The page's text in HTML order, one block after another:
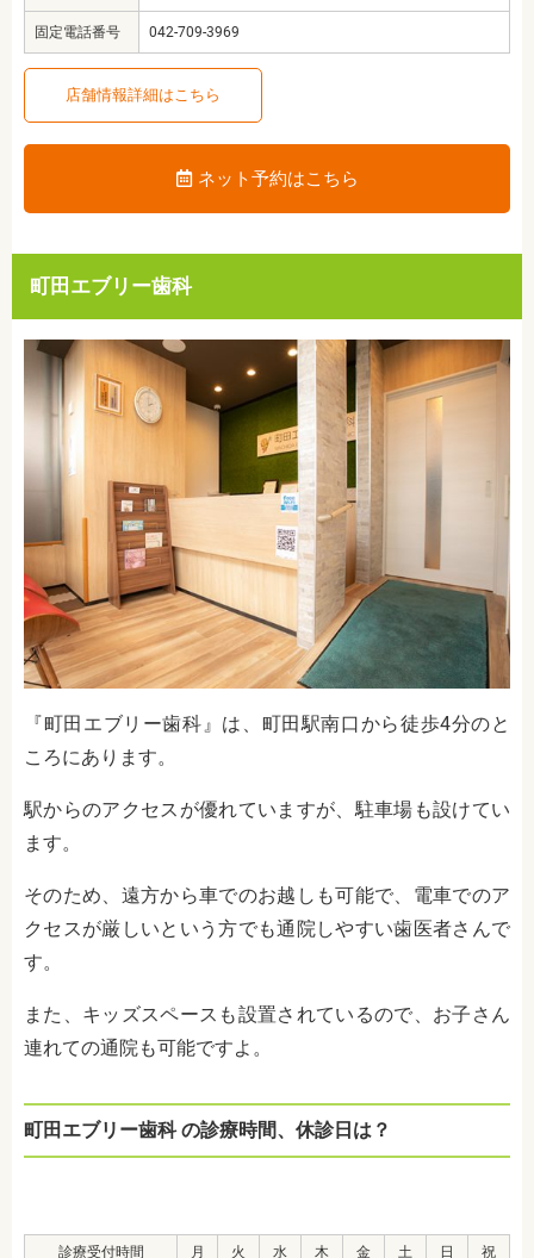
固定電話番号 042-709-3969
店舗情報詳細はこちら
ネット予約はこちら
町田エブリー歯科
『町田エブリー歯科』は、町田駅南口から徒歩4分のと
ころにあります。
駅からのアクセスが優れていますが、駐車場も設けてい
ます。
そのため、遠方から車でのお越しも可能で、電車でのア
クセスが厳しいという方でも通院しやすい歯医者さんで
す。
また、キッズスペースも設置されているので、お子さん
連れての通院も可能ですよ。
町田エブリー歯科 の診療時間、休診日は？
診療受付時間 月 火 水 木 金 土 日 祝